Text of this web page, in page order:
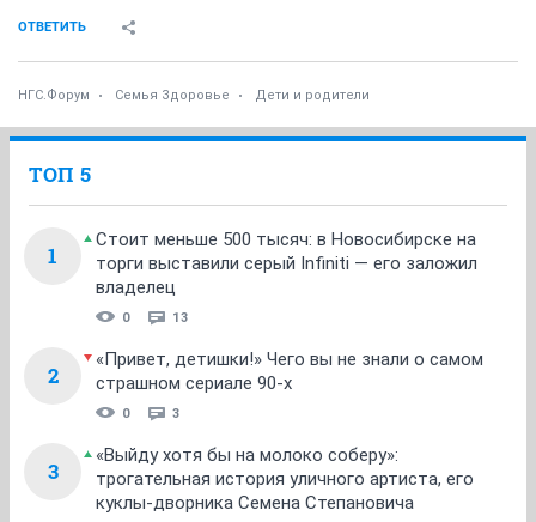
ОТВЕТИТЬ
НГС.Форум Семья Здоровье Дети и родители
ТОП 5
1
Стоит меньше 500 тысяч: в Новосибирске на
торги выставили серый Infiniti — его заложил
владелец
0 13
2
«Привет, детишки!» Чего вы не знали о самом
страшном сериале 90-х
0 3
3
«Выйду хотя бы на молоко соберу»:
трогательная история уличного артиста, его
куклы-дворника Семена Степановича